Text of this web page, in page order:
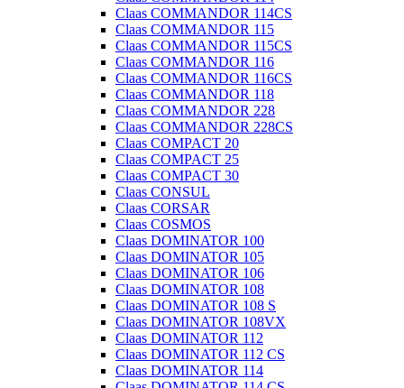
Claas COMMANDOR 114CS
Claas COMMANDOR 115
Claas COMMANDOR 115CS
Claas COMMANDOR 116
Claas COMMANDOR 116CS
Claas COMMANDOR 118
Claas COMMANDOR 228
Claas COMMANDOR 228CS
Claas COMPACT 20
Claas COMPACT 25
Claas COMPACT 30
Claas CONSUL
Claas CORSAR
Claas COSMOS
Claas DOMINATOR 100
Claas DOMINATOR 105
Claas DOMINATOR 106
Claas DOMINATOR 108
Claas DOMINATOR 108 S
Claas DOMINATOR 108VX
Claas DOMINATOR 112
Claas DOMINATOR 112 CS
Claas DOMINATOR 114